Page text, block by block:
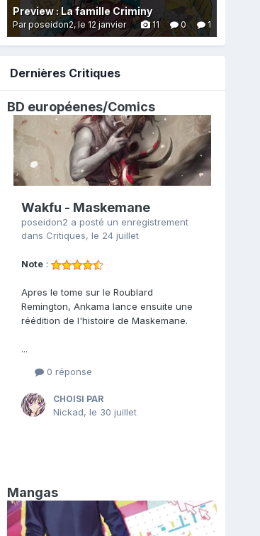
Preview : La famille Criminy
Par poseidon2,le 12 janvier 1
0
11
Dernières Critiques
BD européenes/Comics
Wakfu - Maskemane
poseidon2 a posté un enregistrement
dans Critiques, le 24 juillet
Note:
Apres le tome sur le Roublard
Remington, Ankama lance ensuite une
réédition de l'histoire de Maskemane.
...
0 réponse
CHOISI PAR
Nickad, le 30 juillet
Mangas